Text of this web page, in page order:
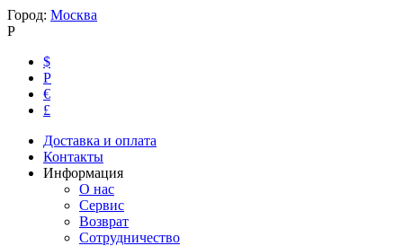
Город: Москва
Р
$
Р
€
£
Доставка и оплата
Контакты
Информация
О нас
Сервис
Возврат
Сотрудничество